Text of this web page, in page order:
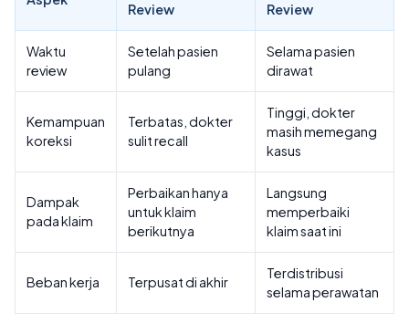
Review
Review
Waktu
review
Setelah pasien
pulang
Selama pasien
dirawat
Kemampuan
koreksi
Terbatas, dokter
sulit recall
Tinggi, dokter
masih memegang
kasus
Dampak
pada klaim
Perbaikan hanya
untuk klaim
berikutnya
Langsung
memperbaiki
klaim saat ini
Beban kerja Terpusat di akhir
Terdistribusi
selama perawatan